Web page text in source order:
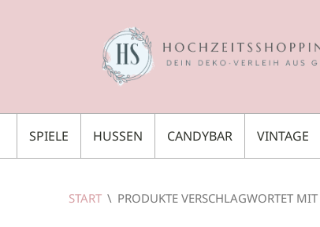
SPIELE HUSSEN CANDYBAR VINTAGE
START \ PRODUKTE VERSCHLAGWORTET MIT